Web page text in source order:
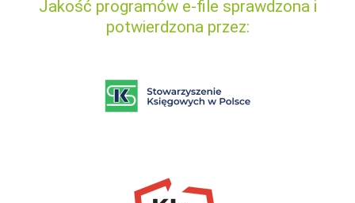
Jakość programów e-file sprawdzona i
potwierdzona przez: